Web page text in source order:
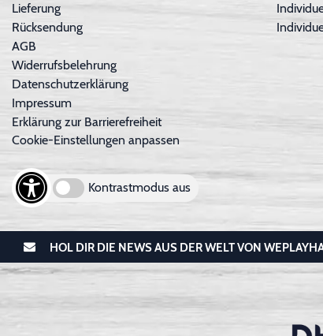
Lieferung
Rücksendung
AGB
Widerrufsbelehrung
Datenschutzerklärung
Impressum
Erklärung zur Barrierefreiheit
Cookie-Einstellungen anpassen
Kontrastmodus aus
HOL DIR DIE NEWS AUS DER WELT VON